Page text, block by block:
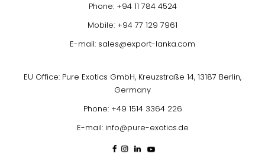
Phone: +94 11 784 4524
Mobile: +94 77 129 7961
E-mail: sales@export-lanka.com
EU Office: Pure Exotics GmbH, Kreuzstraße 14, 13187 Berlin,
Germany
Phone: +49 1514 3364 226
E-mail: info@pure-exotics.de